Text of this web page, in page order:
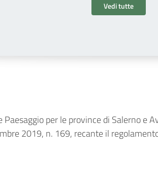
Vedi tutte
per le province di Salerno
2019, n. 169, recante il